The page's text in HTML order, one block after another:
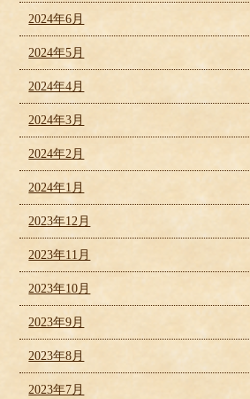
2024年6月
2024年5月
2024年4月
2024年3月
2024年2月
2024年1月
2023年12月
2023年11月
2023年10月
2023年9月
2023年8月
2023年7月